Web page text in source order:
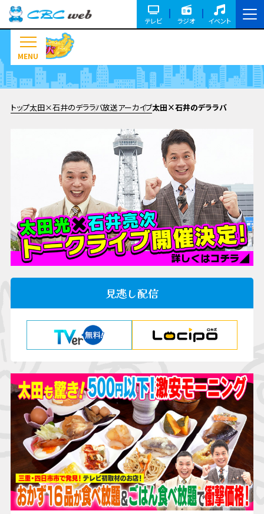
テレビ ラジオ イベント
MENU
トップ太田×石井のデララバ放送アーカイブ太田×石井のデララバ
見逃し配信